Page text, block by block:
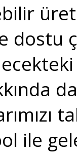
dostu
ile